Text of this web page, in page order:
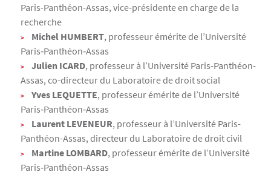
Paris-Panthéon-Assas, vice-présidente en charge de la
recherche
Michel HUMBERT, professeur émérite de l’Université
Paris‐Panthéon‐Assas
Julien ICARD, professeur à l’Université Paris-Panthéon-
Assas, co-directeur du Laboratoire de droit social
Yves LEQUETTE, professeur émérite de l’Université
Paris‐Panthéon‐Assas
Laurent LEVENEUR, professeur à l’Université Paris-
Panthéon-Assas, directeur du Laboratoire de droit civil
Martine LOMBARD, professeur émérite de l’Université
Paris‐Panthéon‐Assas